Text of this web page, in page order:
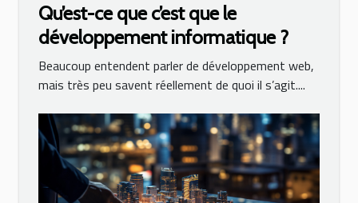
Qu’est-ce que c’est que le
développement informatique ?
Beaucoup entendent parler de développement web,
mais très peu savent réellement de quoi il s’agit....